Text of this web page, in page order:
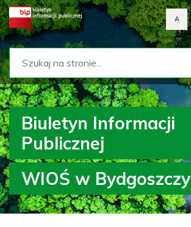
A
Biuletyn Informacji
Publicznej
WIOŚ w Bydgoszczy